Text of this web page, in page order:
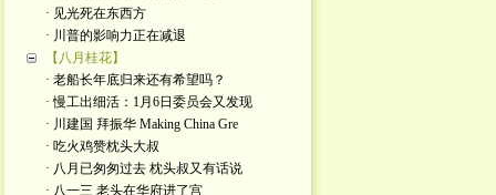
· 见光死在东西方
· 川普的影响力正在减退
【八月桂花】
· 老船长年底归来还有希望吗？
· 慢工出细活：1月6日委员会又发现
· 川建国 拜振华 Making China Gre
· 吃火鸡赞枕头大叔
· 八月已匆匆过去 枕头叔又有话说
· 八一三 老头在华府进了宫